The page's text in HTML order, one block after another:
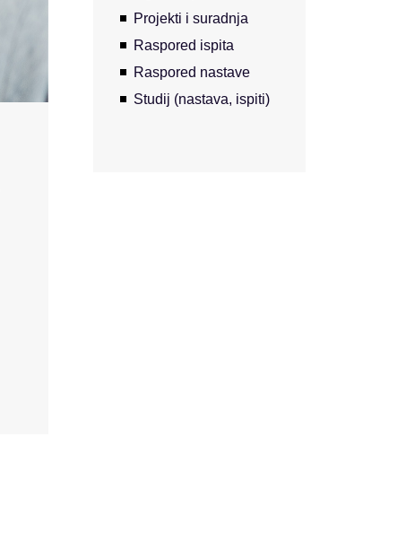
Projekti i suradnja
Raspored ispita
Raspored nastave
Studij (nastava, ispiti)